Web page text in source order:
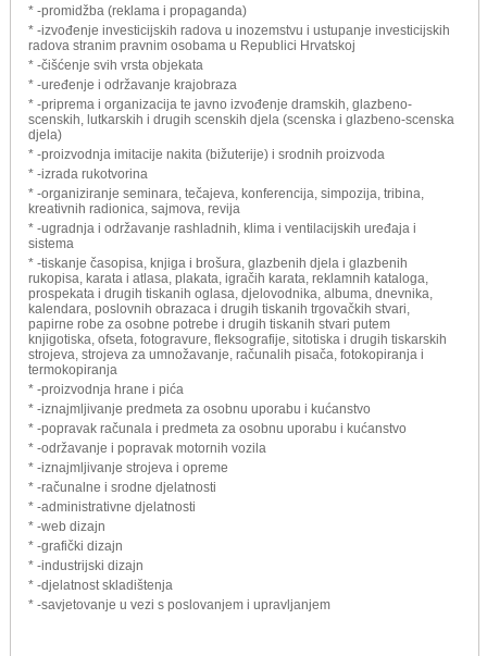
* -promidžba (reklama i propaganda)
* -izvođenje investicijskih radova u inozemstvu i ustupanje investicijskih
radova stranim pravnim osobama u Republici Hrvatskoj
* -čišćenje svih vrsta objekata
* -uređenje i održavanje krajobraza
* -priprema i organizacija te javno izvođenje dramskih, glazbeno-
scenskih, lutkarskih i drugih scenskih djela (scenska i glazbeno-scenska
djela)
* -proizvodnja imitacije nakita (bižuterije) i srodnih proizvoda
* -izrada rukotvorina
* -organiziranje seminara, tečajeva, konferencija, simpozija, tribina,
kreativnih radionica, sajmova, revija
* -ugradnja i održavanje rashladnih, klima i ventilacijskih uređaja i
sistema
* -tiskanje časopisa, knjiga i brošura, glazbenih djela i glazbenih
rukopisa, karata i atlasa, plakata, igračih karata, reklamnih kataloga,
prospekata i drugih tiskanih oglasa, djelovodnika, albuma, dnevnika,
kalendara, poslovnih obrazaca i drugih tiskanih trgovačkih stvari,
papirne robe za osobne potrebe i drugih tiskanih stvari putem
knjigotiska, ofseta, fotogravure, fleksografije, sitotiska i drugih tiskarskih
strojeva, strojeva za umnožavanje, računalih pisača, fotokopiranja i
termokopiranja
* -proizvodnja hrane i pića
* -iznajmljivanje predmeta za osobnu uporabu i kućanstvo
* -popravak računala i predmeta za osobnu uporabu i kućanstvo
* -održavanje i popravak motornih vozila
* -iznajmljivanje strojeva i opreme
* -računalne i srodne djelatnosti
* -administrativne djelatnosti
* -web dizajn
* -grafički dizajn
* -industrijski dizajn
* -djelatnost skladištenja
* -savjetovanje u vezi s poslovanjem i upravljanjem